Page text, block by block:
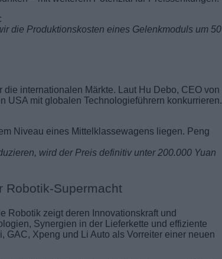
die Produktionskosten eines Gelenkmoduls um 50
internationalen Märkte. Laut Hu Debo, CEO von
USA mit globalen Technologieführern konkurrieren.
Niveau eines Mittelklassewagens liegen. Peng
wird der Preis definitiv unter 200.000 Yuan
Robotik-Supermacht
Robotik zeigt deren Innovationskraft und
Synergien in der Lieferkette und effiziente
Xpeng und Li Auto als Vorreiter einer neuen